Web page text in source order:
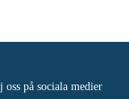
oss på sociala medier